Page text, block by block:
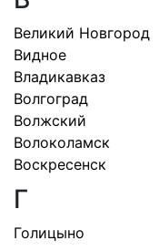
Великий Новгород
Видное
Владикавказ
Волгоград
Волжский
Волоколамск
Воскресенск
Г
Голицыно